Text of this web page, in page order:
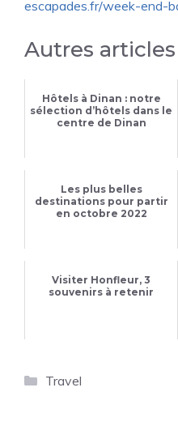
escapades.fr/week-end-
Autres articles
Hôtels à Dinan : notre
sélection d’hôtels dans le
centre de Dinan
Les plus belles
destinations pour partir
en octobre 2022
Visiter Honfleur, 3
souvenirs à retenir
Catégories
Travel